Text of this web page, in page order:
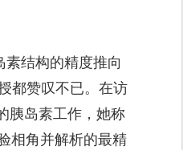
结构的精度推向
都赞叹不已。在访
胰岛素工作，她称
相角并解析的最精